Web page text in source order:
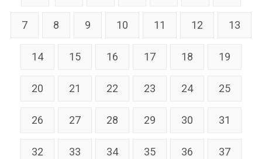
7 8 9 10 11 12 13
14 15 16 17 18 19
20 21 22 23 24 25
26 27 28 29 30 31
32 33 34 35 36 37